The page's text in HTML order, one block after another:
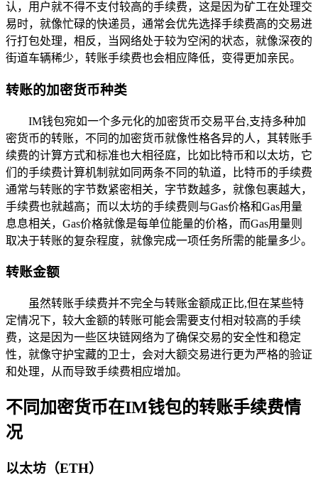
认，用户就不得不支付较高的手续费，这是因为矿工在处理交
易时，就像忙碌的快递员，通常会优先选择手续费高的交易进
行打包处理，相反，当网络处于较为空闲的状态，就像深夜的
街道车辆稀少，转账手续费也会相应降低，变得更加亲民。
转账的加密货币种类
IM钱包宛如一个多元化的加密货币交易平台,支持多种加
密货币的转账，不同的加密货币就像性格各异的人，其转账手
续费的计算方式和标准也大相径庭，比如比特币和以太坊，它
们的手续费计算机制就如同两条不同的轨道，比特币的手续费
通常与转账的字节数紧密相关，字节数越多，就像包裹越大，
手续费也就越高；而以太坊的手续费则与Gas价格和Gas用量
息息相关，Gas价格就像是每单位能量的价格，而Gas用量则
取决于转账的复杂程度，就像完成一项任务所需的能量多少。
转账金额
虽然转账手续费并不完全与转账金额成正比,但在某些特
定情况下，较大金额的转账可能会需要支付相对较高的手续
费，这是因为一些区块链网络为了确保交易的安全性和稳定
性，就像守护宝藏的卫士，会对大额交易进行更为严格的验证
和处理，从而导致手续费相应增加。
不同加密货币在IM钱包的转账手续费情
况
以太坊（ETH）